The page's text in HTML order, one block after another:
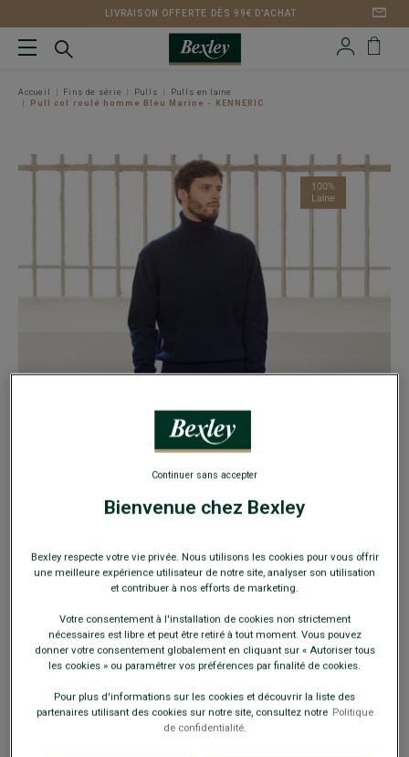
LIVRAISON OFFERTE DÈS 99€ D'ACHAT
Accueil Fins de série Pulls
Pulls en laine
Pull col roulé homme Bleu Marine - KENNERIC
Coupe standard - Double fil
49,00 € FINS DE SÉRIE
Payez en plusieurs fois dès 199€ d'achat
Bienvenue chez Bexley
Bexley respecte votre vie privée. Nous utilisons les cookies pour vous offrir
une meilleure expérience utilisateur de notre site, analyser son utilisation
et contribuer à nos efforts de marketing.
Votre consentement à l'installation de cookies non strictement
nécessaires est libre et peut être retiré à tout moment. Vous pouvez
donner votre consentement globalement en cliquant sur « Autoriser tous
les cookies » ou paramétrer vos préférences par finalité de cookies.
Pour plus d'informations sur les cookies et découvrir la liste des
partenaires utilisant des cookies sur notre site, consultez notre Politique
de confidentialité.
Continuer sans accepter